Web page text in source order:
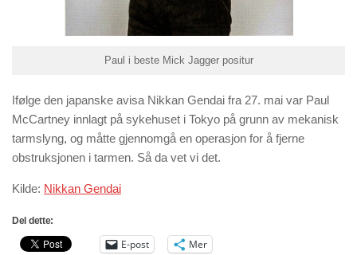
Paul i beste Mick Jagger positur
Ifølge den japanske avisa Nikkan Gendai fra 27. mai var Paul
McCartney innlagt på sykehuset i Tokyo på grunn av mekanisk
tarmslyng, og måtte gjennomgå en operasjon for å fjerne
obstruksjonen i tarmen. Så da vet vi det.
Kilde: Nikkan Gendai
Del dette:
E-post Mer